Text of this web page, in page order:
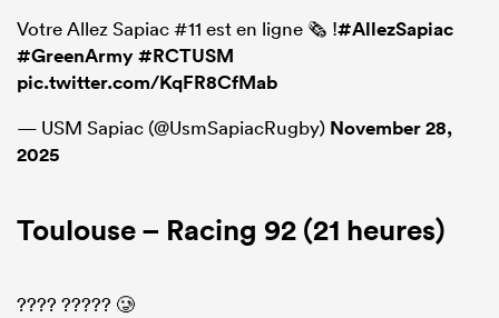
Votre Allez Sapiac #11 est en ligne 🗞️ !#AllezSapiac
#GreenArmy#RCTUSM
pic.twitter.com/KqFR8CfMab
— USM Sapiac (@UsmSapiacRugby) November 28,
2025
Toulouse – Racing 92 (21 heures)
???? ????? 🥲